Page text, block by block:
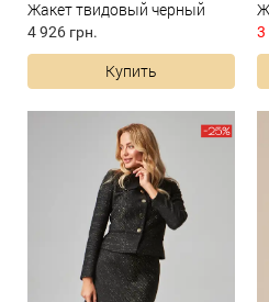
Жакет твидовый черный
4 926 грн.
Купить
3